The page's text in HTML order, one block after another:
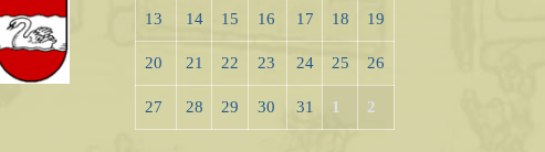
13 14 15 16 17 18 19
20 21 22 23 24 25 26
27 28 29 30 31 1 2